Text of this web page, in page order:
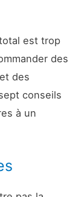
est trop
des
des
conseils
à un